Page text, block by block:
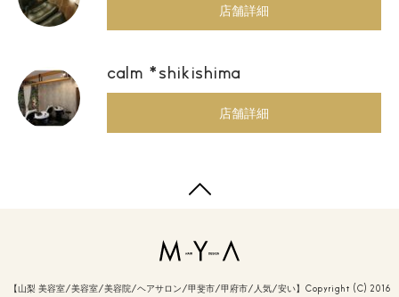
店舗詳細
calm *shikishima
店舗詳細
【山梨 美容室/美容室/美容院/ヘアサロン/甲斐市/甲府市/人気/安い】Copyright (C) 2016